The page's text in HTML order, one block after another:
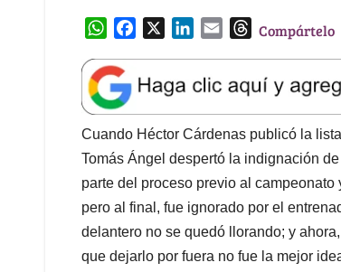
W
a
t
s
A
p
p
e
b
o
o
k
k
e
d
I
n
l
T
e
a
d
s
Compártelo
Cuando Héctor Cárdenas publicó la
Tomás Ángel despertó la indignación
parte del proceso previo al
pero al final, fue ignorado por el
delantero no se quedó llorando; y
que dejarlo por fuera no fue la mejor